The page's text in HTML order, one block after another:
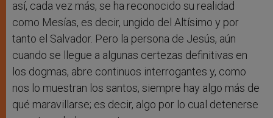
así, cada vez más, se ha reconocido su realidad
como Mesías, es decir, ungido del Altísimo y por
tanto el Salvador. Pero la persona de Jesús, aún
cuando se llegue a algunas certezas definitivas en
los dogmas, abre continuos interrogantes y, como
nos lo muestran los santos, siempre hay algo más de
qué maravillarse; es decir, algo por lo cual detenerse